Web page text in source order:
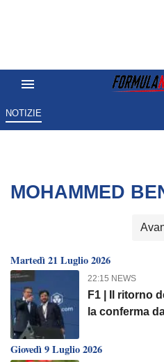
NOTIZIE
MOHAMMED
Martedì 21 Luglio 2026
22:15 NEWS
F1 | Il ritorno
la conferma
Giovedì 9 Luglio 2026